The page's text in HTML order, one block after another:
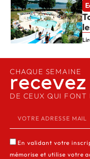
CHAQUE SEMAINE
DE CEUX QUI FONT
En validant votre
mémorise et utilise votre